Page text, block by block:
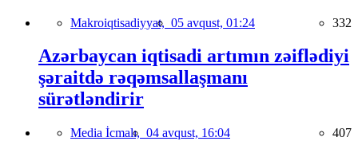
Makroiqtisadiyyat, 05 avqust, 01:24 332
Azərbaycan iqtisadi artımın zəiflədiyi
şəraitdə rəqəmsallaşmanı
sürətləndirir
Media İcmalı, 04 avqust, 16:04 407